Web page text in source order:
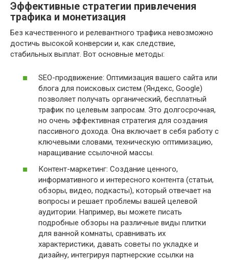
Эффективные стратегии привлечения
трафика и монетизация
Без качественного и релевантного трафика невозможно
достичь высокой конверсии и, как следствие,
стабильных выплат. Вот основные методы:
SEO-продвижение: Оптимизация вашего сайта или
блога для поисковых систем (Яндекс, Google)
позволяет получать органический, бесплатный
трафик по целевым запросам. Это долгосрочная,
но очень эффективная стратегия для создания
пассивного дохода. Она включает в себя работу с
ключевыми словами, техническую оптимизацию,
наращивание ссылочной массы.
Контент-маркетинг: Создание ценного,
информативного и интересного контента (статьи,
обзоры, видео, подкасты), который отвечает на
вопросы и решает проблемы вашей целевой
аудитории. Например, вы можете писать
подробные обзоры на различные виды плитки
для ванной комнаты, сравнивать их
характеристики, давать советы по укладке и
дизайну, интегрируя партнерские ссылки на